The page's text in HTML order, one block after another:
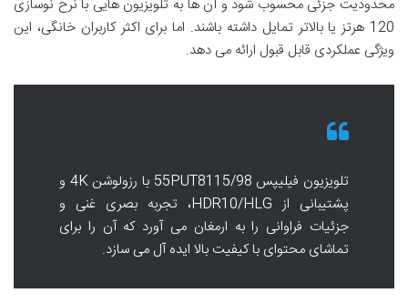
محدودیت جزئی محسوب شود و آن ها به تلویزیون هایی با نرخ نوسازی
120 هرتز یا بالاتر تمایل داشته باشند. اما برای اکثر کاربران خانگی، این
ویژگی عملکردی قابل قبول ارائه می دهد.
تلویزیون فیلیپس 55PUT8115/98 با رزولوشن 4K و
پشتیبانی از HDR10/HLG، تجربه بصری غنی و
جزئیات فراوانی را به ارمغان می آورد که آن را برای
تماشای محتوای با کیفیت بالا ایده آل می سازد.